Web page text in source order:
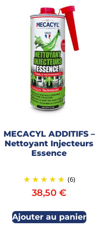
MECACYL ADDITIFS –
Nettoyant Injecteurs
Essence
(6)
38,50€
Ajouter au panier